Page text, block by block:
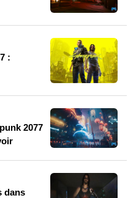
:
2077
dans